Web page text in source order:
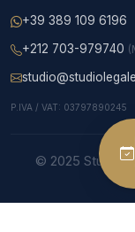
+39 389 109 6196
+212 703-979740
P.IVA / VAT: 03797890245
© 2025 Studio